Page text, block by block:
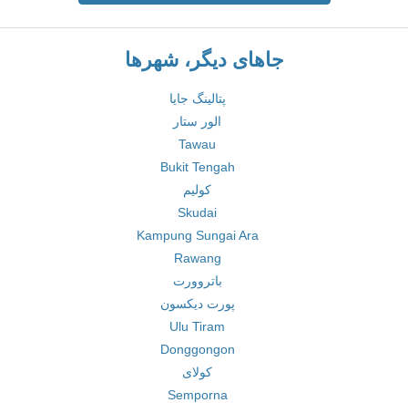
جاهای دیگر، شهرها
پتالینگ جایا
الور ستار
Tawau
Bukit Tengah
کولیم
Skudai
Kampung Sungai Ara
Rawang
باتروورت
پورت دیکسون
Ulu Tiram
Donggongon
کولای
Semporna